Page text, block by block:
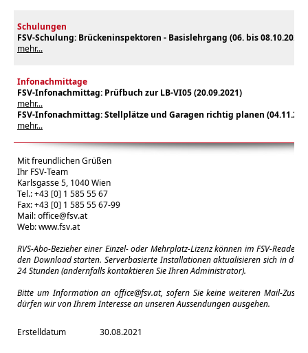
Schulungen
FSV-Schulung: Brückeninspektoren - Basislehrgang (06. bis 08.10.2021
mehr...
Infonachmittage
FSV-Infonachmittag: Prüfbuch zur LB-VI05 (20.09.2021)
mehr...
FSV-Infonachmittag: Stellplätze und Garagen richtig planen
mehr...
Mit freundlichen Grüßen
Ihr FSV-Team
Karlsgasse 5, 1040 Wien
Tel.: +43 [0] 1 585 55 67
Fax: +43 [0] 1 585 55 67-99
Mail:office@fsv.at
Web:www.fsv.at
RVS-Abo-Bezieher einer Einzel- oder Mehrplatz-Lizenz können im FSV-
den Download starten. Serverbasierte Installationen aktualisieren sich in der
24 Stunden (andernfalls kontaktieren Sie Ihren Administrator).
Bitte um Information an office@fsv.at, sofern Sie keine weiteren Mail-
dürfen wir von Ihrem Interesse an unseren Aussendungen ausgehen.
Erstelldatum 30.08.2021